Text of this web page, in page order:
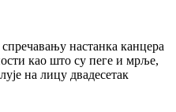
настанка канцера
као што су пеге и мрље,
на лицу двадесетак